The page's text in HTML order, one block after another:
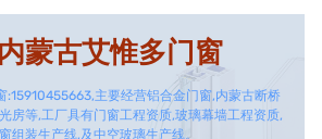
内蒙古艾惟多门窗
:15910455663,主要经营铝合金门窗,内蒙古断桥
房等,工厂具有门窗工程资质,玻璃幕墙工程资质,
组装生产线,及中空玻璃生产线。